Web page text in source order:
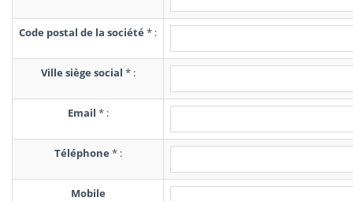
Code postal de la société * :
Ville siège social *:
Email *:
Téléphone *:
Mobile